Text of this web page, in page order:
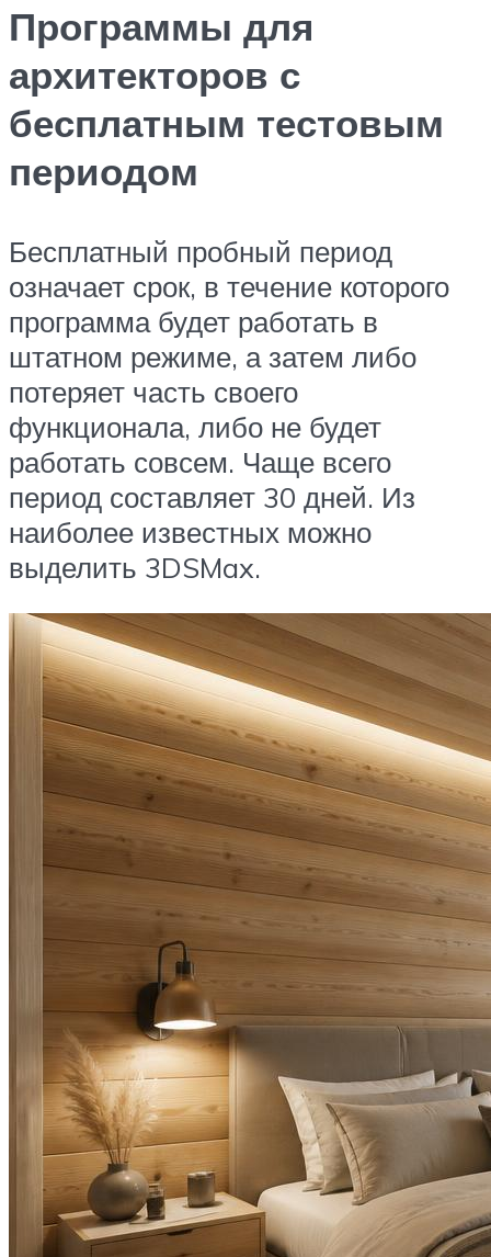
Программы для
архитекторов с
бесплатным тестовым
периодом
Бесплатный пробный период
означает срок, в течение которого
программа будет работать в
штатном режиме, а затем либо
потеряет часть своего
функционала, либо не будет
работать совсем. Чаще всего
период составляет 30 дней. Из
наиболее известных можно
выделить 3DSMax.